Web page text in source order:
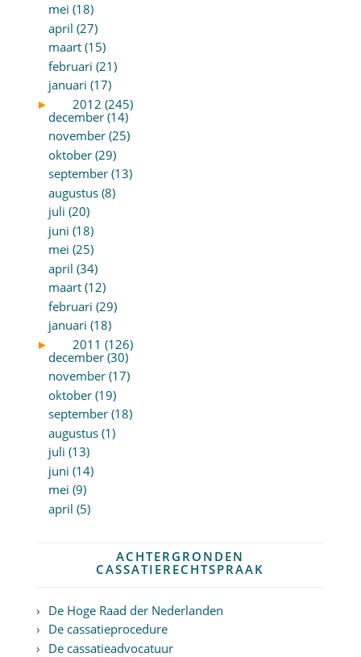
mei (18)
april (27)
maart (15)
februari (21)
januari (17)
►
2012 (245)
december (14)
november (25)
oktober (29)
september (13)
augustus (8)
juli (20)
juni (18)
mei (25)
april (34)
maart (12)
februari (29)
januari (18)
►
2011 (126)
december (30)
november (17)
oktober (19)
september (18)
augustus (1)
juli (13)
juni (14)
mei (9)
april (5)
ACHTERGRONDEN
CASSATIERECHTSPRAAK
De Hoge Raad der Nederlanden
De cassatieprocedure
De cassatieadvocatuur